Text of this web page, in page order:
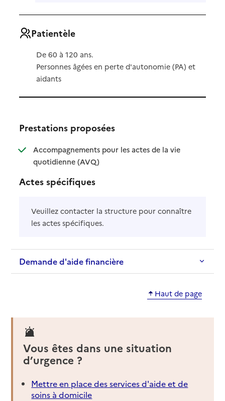
Patientèle
De 60 à 120 ans.
Personnes âgées en perte d'autonomie (PA) et
aidants
Prestations proposées
Accompagnements pour les actes de la vie
quotidienne (AVQ): disponible
: non disponible
Actes spécifiques
Veuillez contacter la structure pour connaître
les actes spécifiques.
Demande d'aide financière
Haut de page
Vous êtes dans une situation
d’urgence ?
Mettre en place des services d'aide et de
soins à domicile